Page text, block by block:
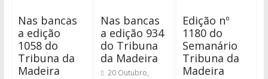
Nas bancas
a edição
1058 do
Tribuna da
Madeira
Nas bancas
a edição 934
do Tribuna
da Madeira
20 Outubro,
Edição nº
1180 do
Semanário
Tribuna da
Madeira